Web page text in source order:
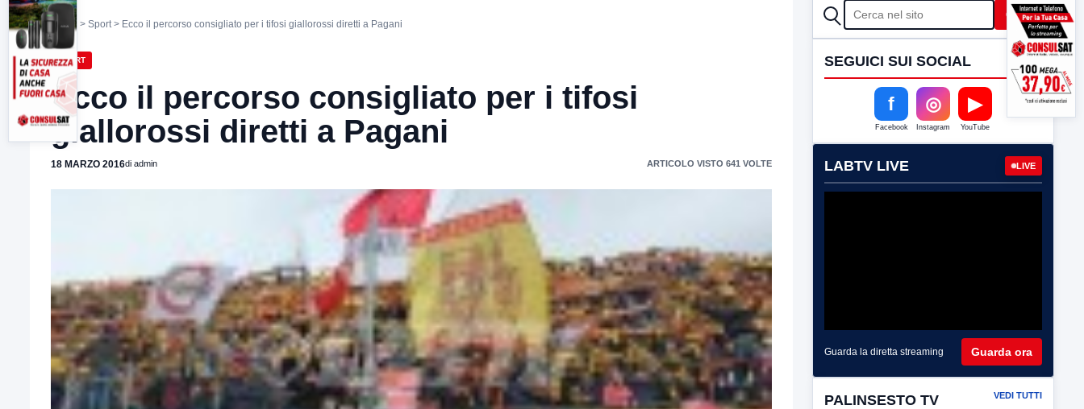
Home > Sport> Ecco il percorso consigliato per i tifosi giallorossi diretti a Pagani
SPORT
Ecco il percorso consigliato per i tifosi
giallorossi diretti a Pagani
18 MARZO 2016di admin ARTICOLO VISTO 641 VOLTE
CERCA Cerca
SEGUICI SUI SOCIAL
f
Facebook
◎
Instagram
▶
YouTube
LABTV LIVE LIVE
Guarda la diretta streaming Guarda ora
PALINSESTO TV VEDI TUTTI